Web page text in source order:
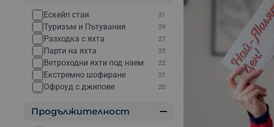
Ескейп стаи 31
Туризъм и Пътувания 29
Разходка с яхта 27
Парти на яхта 25
Ветроходни яхти под наем 22
Екстремно шофиране 21
Офроуд с джипове 20
Конна езда 18
Продължителност